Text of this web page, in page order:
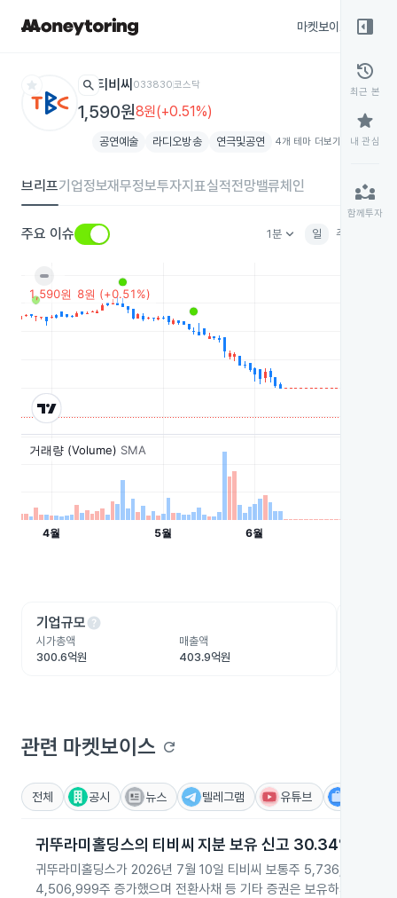
마켓보이스
star search 티비씨 033830코스닥
1,590원8원(+0.51%)
공연예술 라디오방송 연극및공연 4개 테마 더보기 add
브리프기업정보재무정보투자지표실적전망밸류체인
주요 이슈 1분keyboard_arrow_down 일 주
기업규모help
시가총액
300.6억원
매출액
403.9억원
관련 마켓보이스 refresh
전체 공시 뉴스 텔레그램 유튜브
귀뚜라미홀딩스의 티비씨 지분 보유 신고 30.34%
귀뚜라미홀딩스가 2026년 7월 10일 티비씨 보통주 5,736,292주,
4,506,999주 증가했으며 전환사채 등 기타 증권은 보유하지 않는다
right_panel_open
history
최근 본
star
내 관심
partner_exchange
함께투자